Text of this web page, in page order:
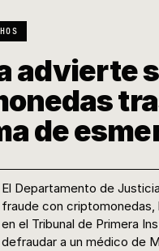
advierte
de
El Departamento de
fraude con criptomonedas,
en el Tribunal de Primera
defraudar a un médico de